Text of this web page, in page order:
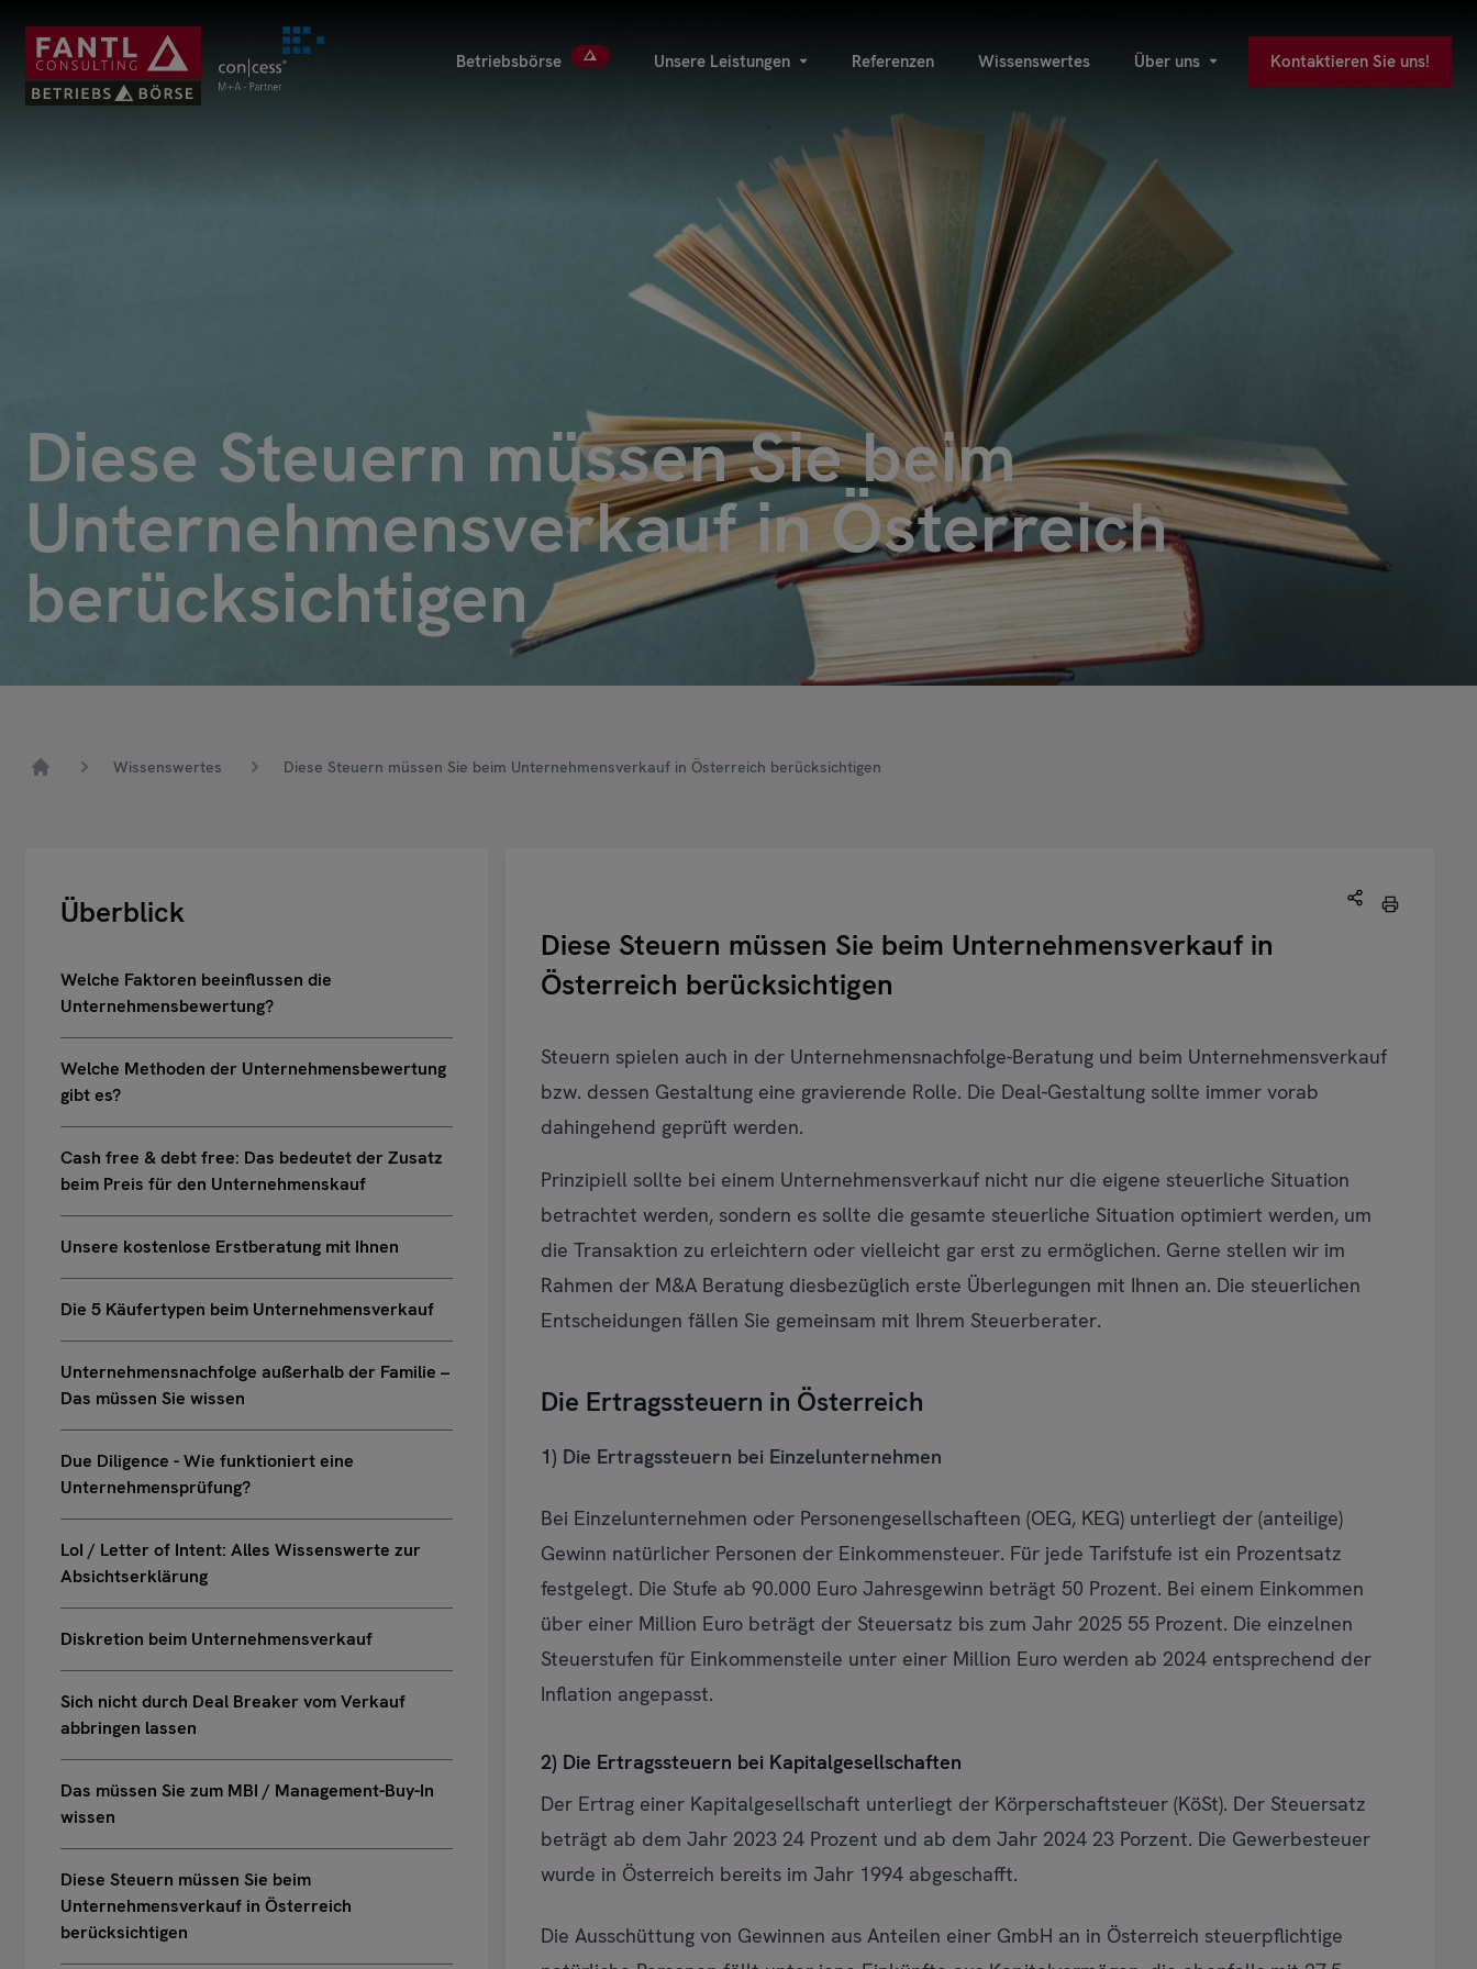
Inhalt
Betriebsbörse Unsere Leistungen Referenzen Wissenswertes Über uns Kontaktieren Sie uns!
Diese Steuern müssen Sie beim
Unternehmensverkauf in Österreich
berücksichtigen
Wissenswertes Diese Steuern müssen Sie beim Unternehmensverkauf in Österreich berücksichtigen
Überblick
Welche Faktoren beeinflussen die
Unternehmensbewertung?
Welche Methoden der Unternehmensbewertung
gibt es?
Cash free & debt free: Das bedeutet der Zusatz
beim Preis für den Unternehmenskauf
Unsere kostenlose Erstberatung mit Ihnen
Die 5 Käufertypen beim Unternehmensverkauf
Unternehmensnachfolge außerhalb der Familie –
Das müssen Sie wissen
Due Diligence - Wie funktioniert eine
Unternehmensprüfung?
LoI / Letter of Intent: Alles Wissenswerte zur
Absichtserklärung
Diskretion beim Unternehmensverkauf
Sich nicht durch Deal Breaker vom Verkauf
abbringen lassen
Das müssen Sie zum MBI / Management-Buy-In
wissen
Diese Steuern müssen Sie beim
Unternehmensverkauf in Österreich
berücksichtigen
Diese Steuern müssen Sie beim Unternehmensverkauf in
Österreich berücksichtigen
Steuern spielen auch in der Unternehmensnachfolge-Beratung und beim Unternehmensverkauf
bzw. dessen Gestaltung eine gravierende Rolle. Die Deal-Gestaltung sollte immer vorab
dahingehend geprüft werden.
Prinzipiell sollte bei einem Unternehmensverkauf nicht nur die eigene steuerliche Situation
betrachtet werden, sondern es sollte die gesamte steuerliche Situation optimiert werden, um
die Transaktion zu erleichtern oder vielleicht gar erst zu ermöglichen. Gerne stellen wir im
Rahmen der M&A Beratung diesbezüglich erste Überlegungen mit Ihnen an. Die steuerlichen
Entscheidungen fällen Sie gemeinsam mit Ihrem Steuerberater.
Die Ertragssteuern in Österreich
1) Die Ertragssteuern bei Einzelunternehmen
Bei Einzelunternehmen oder Personengesellschafteen (OEG, KEG) unterliegt der (anteilige)
Gewinn natürlicher Personen der Einkommensteuer. Für jede Tarifstufe ist ein Prozentsatz
festgelegt. Die Stufe ab 90.000 Euro Jahresgewinn beträgt 50 Prozent. Bei einem Einkommen
über einer Million Euro beträgt der Steuersatz bis zum Jahr 2025 55 Prozent. Die einzelnen
Steuerstufen für Einkommensteile unter einer Million Euro werden ab 2024 entsprechend der
Inflation angepasst.
2) Die Ertragssteuern bei Kapitalgesellschaften
Der Ertrag einer Kapitalgesellschaft unterliegt der Körperschaftsteuer (KöSt). Der Steuersatz
beträgt ab dem Jahr 2023 24 Prozent und ab dem Jahr 2024 23 Porzent. Die Gewerbesteuer
wurde in Österreich bereits im Jahr 1994 abgeschafft.
Die Ausschüttung von Gewinnen aus Anteilen einer GmbH an in Österreich steuerpflichtige